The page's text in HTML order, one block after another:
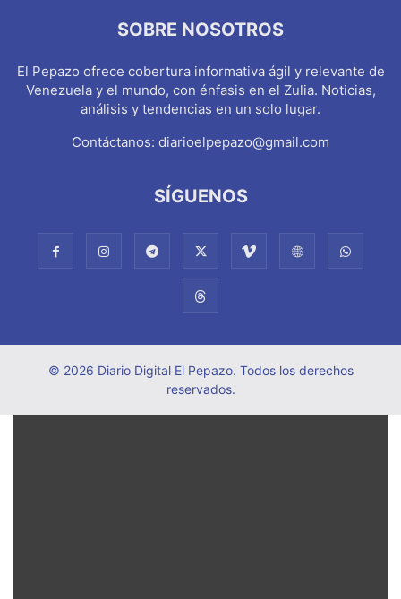
SOBRE NOSOTROS
El Pepazo ofrece cobertura informativa ágil y relevante de
Venezuela y el mundo, con énfasis en el Zulia. Noticias,
análisis y tendencias en un solo lugar.
Contáctanos: diarioelpepazo@gmail.com
SÍGUENOS
© 2026 Diario Digital El Pepazo. Todos los derechos
reservados.